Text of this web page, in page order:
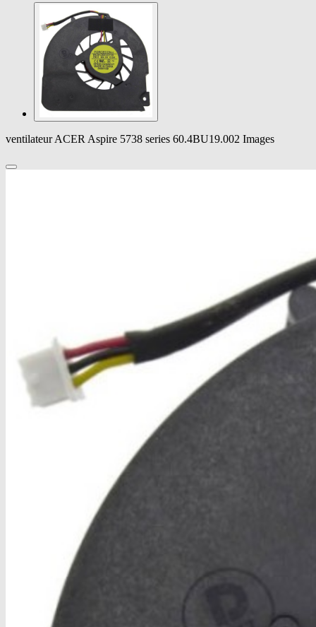
ventilateur ACER Aspire 5738 series 60.4BU19.002 Images